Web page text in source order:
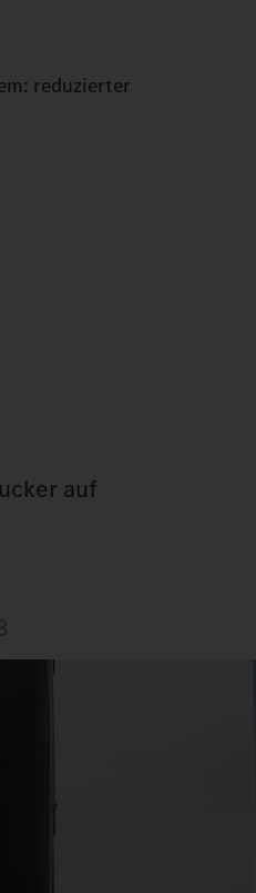
reduzierter
auf